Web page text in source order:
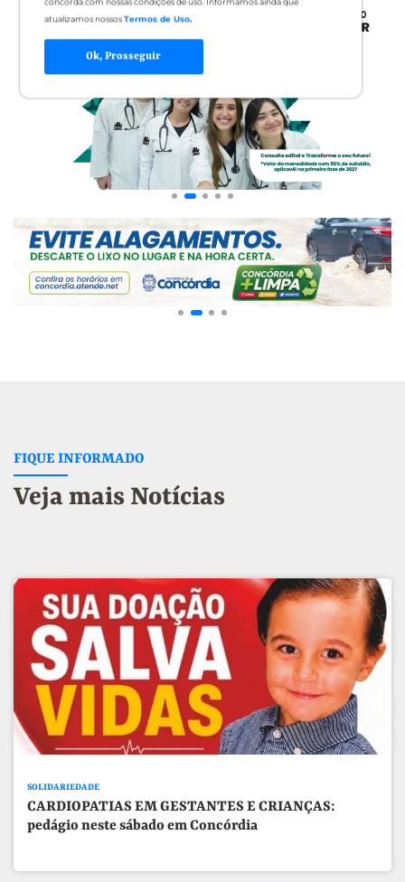
concorda com nossas condições de uso. Informamos ainda que
atualizamos nossosTermos de Uso.
Ok, Prosseguir
FIQUE INFORMADO
Veja mais Notícias
SOLIDARIEDADE
CARDIOPATIAS EM GESTANTES E CRIANÇAS:
pedágio neste sábado em Concórdia